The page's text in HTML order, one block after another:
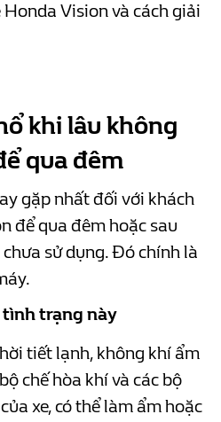
Vision và cách giải
khi lâu không
qua đêm
gặp nhất đối với khách
để qua đêm hoặc sau
sử dụng. Đó chính là
tình trạng này
tiết lạnh, không khí ẩm
chế hòa khí và các bộ
xe, có thể làm ẩm hoặc